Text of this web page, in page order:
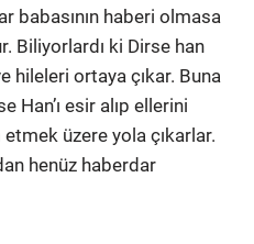
babasının haberi olmasa
Biliyorlardı ki Dirse han
hileleri ortaya çıkar. Buna
Han’ı esir alıp ellerini
üzere yola çıkarlar.
henüz haberdar